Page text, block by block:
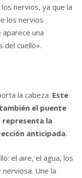
nervios, ya que la
los nervios
una
del cuello».
la cabeza. Este
el puente
representa la
anticipada.
el aire, el agua, los
Une la